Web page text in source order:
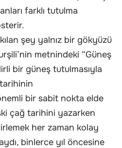
farklı tutulma
şey yalnız bir gökyüzü
metnindeki “Güneş
bir güneş tutulmasıyla
bir sabit nokta elde
çağ tarihini yazarken
her zaman kolay
binlerce yıl öncesine